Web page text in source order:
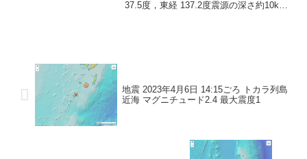
37.5度，東経 137.2度震源の深さ約10km
地震 2023年4月6日 14:15ごろ トカラ列島
近海 マグニチュード2.4 最大震度1